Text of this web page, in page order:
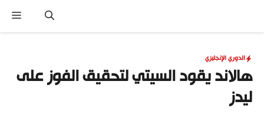
المحتوى
الدوري الإنجليزي
هالاند يقود السيتي لتحقيق الفوز على
ليدز